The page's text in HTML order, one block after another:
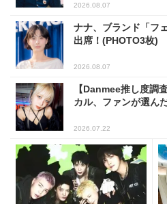
2026.08.07
ナナ、ブランド「フ
出席！(PHOTO3枚)
2026.08.07
【Danmee推し度調
カル、ファンが選ん
2026.07.22